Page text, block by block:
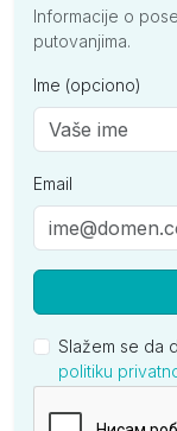
Informacije o
putovanjima.
Ime (opciono)
Email
Slažem se da
politiku